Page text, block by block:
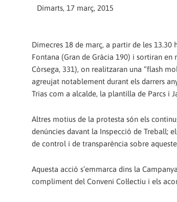
Dimarts, 17 març, 2015
Dimecres 18 de març, a partir de les 13.30
Fontana (Gran de Gràcia 190) i sortiran
Còrsega, 331), on realitzaran una “flash
agreujat notablement durant els darrers
Trias com a alcalde, la plantilla de Parcs i
Altres motius de la protesta són els
denúncies davant la Inspecció de Treball;
de control i de transparència sobre
Aquesta acció s’emmarca dins la
compliment del Conveni Col·lectiu i els